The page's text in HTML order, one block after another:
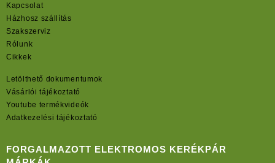
Kapcsolat
Házhosz szállítás
Szakszerviz
Rólunk
Cikkek
Letölthető dokumentumok
Vásárlói tájékoztató
Youtube termékvideók
Adatkezelési tájékoztató
FORGALMAZOTT ELEKTROMOS KERÉKPÁR